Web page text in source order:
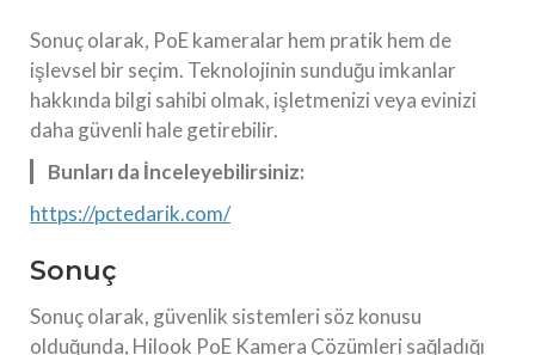
Sonuç olarak, PoE kameralar hem pratik hem de
işlevsel bir seçim. Teknolojinin sunduğu imkanlar
hakkında bilgi sahibi olmak, işletmenizi veya evinizi
daha güvenli hale getirebilir.
Bunları da İnceleyebilirsiniz:
https://pctedarik.com/
Sonuç
Sonuç olarak, güvenlik sistemleri söz konusu
olduğunda, Hilook PoE Kamera Çözümleri sağladığı